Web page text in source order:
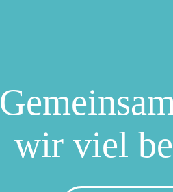
wir viel